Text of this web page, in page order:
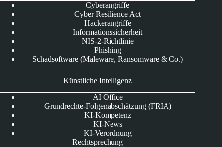
Cyberangriffe
Cyber Resilience Act
Hackerangriffe
Informationssicherheit
NIS-2-Richtlinie
Phishing
Schadsoftware (Maleware, Ransomware & Co.)
Künstliche Intelligenz
AI Office
Grundrechte-Folgenabschätzung (FRIA)
KI-Kompetenz
KI-News
KI-Verordnung
Rechtsprechung